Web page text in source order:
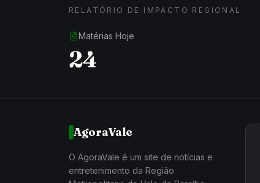
RELATÓRIO DE IMPACTO REGIONAL
Matérias Hoje
24
AgoraVale
O AgoraVale é um site de notícias e
entretenimento da Região